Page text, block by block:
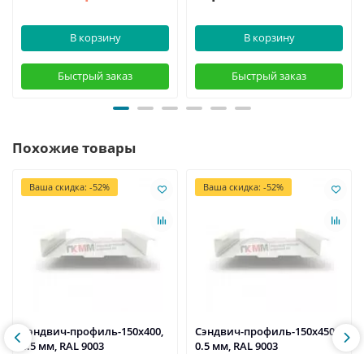
В корзину
Быстрый заказ
В корзину
Быстрый заказ
Похожие товары
Ваша скидка: -52%
Сэндвич-профиль-150х400,
0.5 мм, RAL 9003
Ваша скидка: -52%
Сэндвич-профиль-150х450,
0.5 мм, RAL 9003